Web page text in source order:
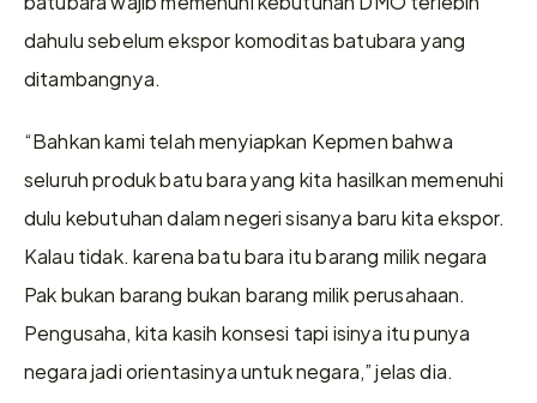
dahulu sebelum ekspor komoditas batubara yang
ditambangnya.
“Bahkan kami telah menyiapkan Kepmen bahwa
seluruh produk batu bara yang kita hasilkan memenuhi
dulu kebutuhan dalam negeri sisanya baru kita ekspor.
Kalau tidak. karena batu bara itu barang milik negara
Pak bukan barang bukan barang milik perusahaan.
Pengusaha, kita kasih konsesi tapi isinya itu punya
negara jadi orientasinya untuk negara,” jelas dia.